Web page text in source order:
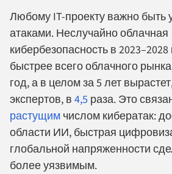
Любому IT-проекту важно быть
атаками. Неслучайно облачная
кибербезопасность в
быстрее всего облачного
год, а в целом за 5 лет
экспертов, в 4,5 раза. Это
растущим числом кибератак:
области ИИ, быстрая
глобальной напряженности
более уязвимым.